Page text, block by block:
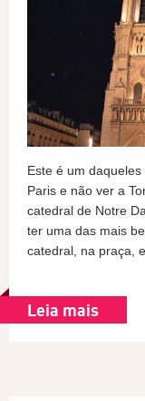
Este é um
Paris e não ver a
catedral de Notre
ter uma das mais
catedral, na praça,
Leia mais